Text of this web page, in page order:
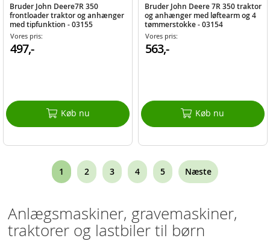
Bruder John Deere7R 350
frontloader traktor og anhænger
med tipfunktion - 03155
Vores pris:
497,-
Køb nu
Bruder John Deere 7R 350 traktor
og anhænger med løftearm og 4
tømmerstokke - 03154
Vores pris:
563,-
Køb nu
Page
You're
page
1 Page
2 Page
3 Page
4 Page
5 Næste
Anlægsmaskiner, gravemaskiner,
traktorer og lastbiler til børn